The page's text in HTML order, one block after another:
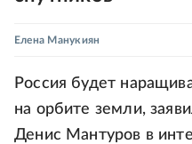
Елена Манукиян
Россия будет
на орбите земли,
Денис Мантуров в